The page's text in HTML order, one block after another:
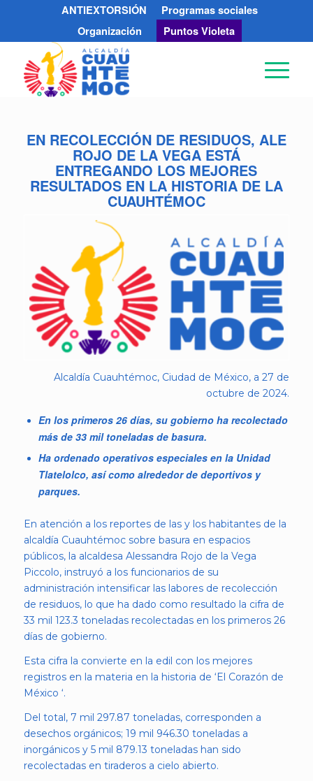
ANTIEXTORSIÓN
Programas sociales
Organización
Puntos Violeta
EN RECOLECCIÓN DE RESIDUOS, ALE
ROJO DE LA VEGA ESTÁ
ENTREGANDO LOS MEJORES
RESULTADOS EN LA HISTORIA DE LA
CUAUHTÉMOC
Alcaldía Cuauhtémoc, Ciudad de México, a 27 de
octubre de 2024.
En los primeros 26 días, su gobierno ha recolectado
más de 33 mil toneladas de basura.
Ha ordenado operativos especiales en la Unidad
Tlatelolco, así como alrededor de deportivos y
parques.
En atención a los reportes de las y los habitantes de la
alcaldía Cuauhtémoc sobre basura en espacios
públicos, la alcaldesa Alessandra Rojo de la Vega
Piccolo, instruyó a los funcionarios de su
administración intensificar las labores de recolección
de residuos, lo que ha dado como resultado la cifra de
33 mil 123.3 toneladas recolectadas en los primeros 26
días de gobierno.
Esta cifra la convierte en la edil con los mejores
registros en la materia en la historia de ‘El Corazón de
México ‘.
Del total, 7 mil 297.87 toneladas, corresponden a
desechos orgánicos; 19 mil 946.30 toneladas a
inorgánicos y 5 mil 879.13 toneladas han sido
recolectadas en tiraderos a cielo abierto.